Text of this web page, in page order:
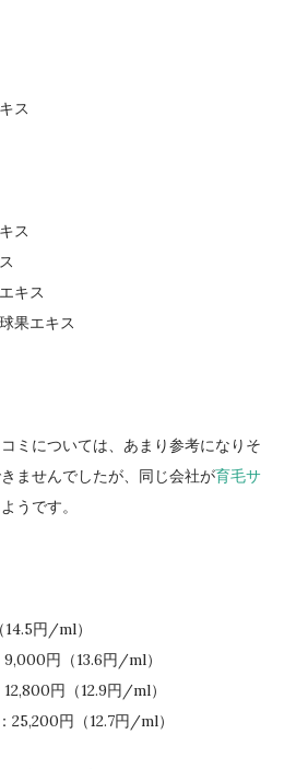
ス
ス
キス
果エキス
ミについては、あまり参考になりそ
ませんでしたが、同じ会社が育毛サ
うです。
円/ml）
円（13.6円/ml）
円（12.9円/ml）
25,200円（12.7円/ml）